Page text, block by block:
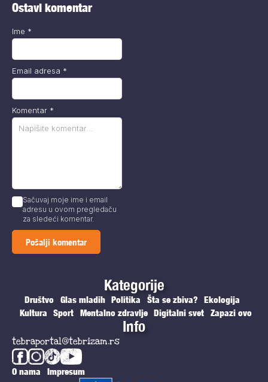
Ostavi komentar
Komentar *
Ime *
Email adresa *
Sačuvaj moje ime i email
adresu u ovom pregledaču
za sledeći komentar.
Kategorije
Društvo Glas mladih Politika Šta se zbiva?
Ekologija
Kultura
Sport Mentalno zdravlje Digitalni svet Zapazi ovo
Info
tebraportal@tebrizam.rs
O nama Impresum